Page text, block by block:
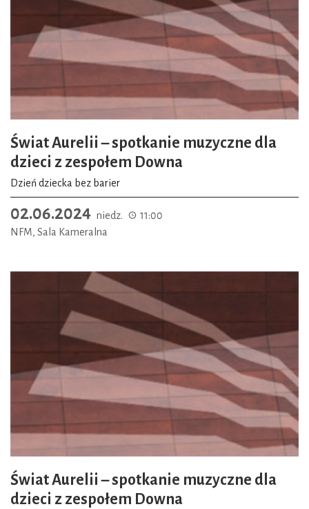
Świat Aurelii – spotkanie muzyczne dla
dzieci z zespołem Downa
Dzień dziecka bez barier
02.06.2024 niedz.
11:00
NFM, Sala Kameralna
Świat Aurelii – spotkanie muzyczne dla
dzieci z zespołem Downa